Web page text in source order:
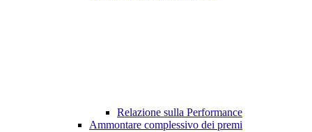
Relazione sulla Performance
Ammontare complessivo dei premi